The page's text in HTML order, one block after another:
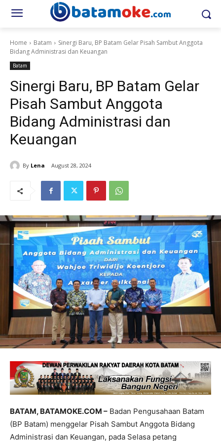
Home Batam
Sinergi Baru, BP Batam Gelar Pisah Sambut Anggota
Bidang Administrasi dan Keuangan
Batam
Sinergi Baru, BP Batam Gelar
Pisah Sambut Anggota
Bidang Administrasi dan
Keuangan
By Lena August 28, 2024
BATAM, BATAMOKE.COM – Badan Pengusahaan Batam
(BP Batam) menggelar Pisah Sambut Anggota Bidang
Administrasi dan Keuangan, pada Selasa petang